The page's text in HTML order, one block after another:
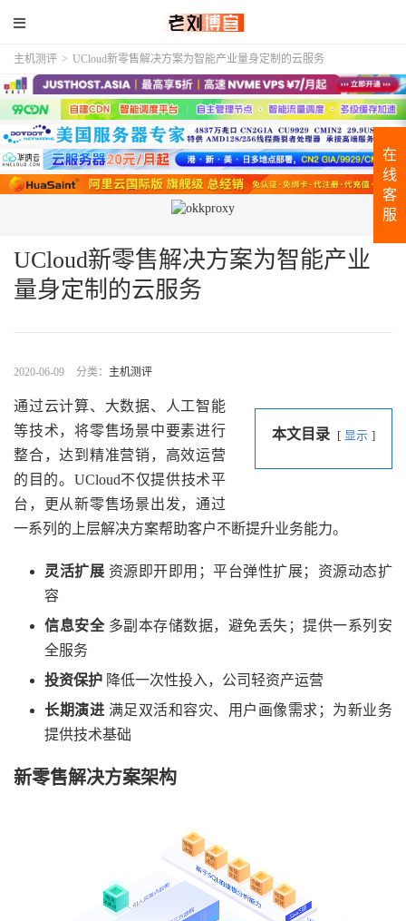
主机测评 > UCloud新零售解决方案为智能产业量身定制的云服务
UCloud新零售解决方案为智能产业
量身定制的云服务
2020-06-09 分类： 主机测评
本文目录 显示
通过云计算、大数据、人工智能
等技术，将零售场景中要素进行
整合，达到精准营销，高效运营
的目的。UCloud不仅提供技术平
台，更从新零售场景出发，通过
一系列的上层解决方案帮助客户不断提升业务能力。
灵活扩展 资源即开即用；平台弹性扩展；资源动态扩
容
信息安全多副本存储数据，避免丢失；提供一系列安
全服务
投资保护 降低一次性投入，公司轻资产运营
长期演进 满足双活和容灾、用户画像需求；为新业务
提供技术基础
新零售解决方案架构
在
线
客
服